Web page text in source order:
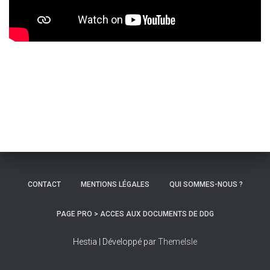
CONTACT MENTIONS LÉGALES QUI SOMMES-NOUS ?
PAGE PRO > ACCES AUX DOCUMENTS DE DDG
Hestia | Développé parThemeIsle